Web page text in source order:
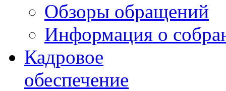
Обзоры обращений
Информация о
Кадровое
обеспечение